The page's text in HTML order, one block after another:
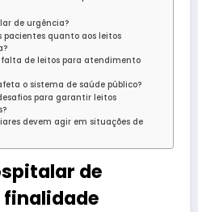
de urgência?
pacientes quanto aos leitos
falta de leitos para atendimento
o sistema de saúde público?
para garantir leitos
devem agir em situações de
de
finalidade